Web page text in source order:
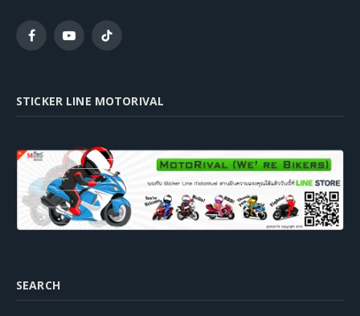
FacebookYouTubeTikTok
STICKER LINE MOTORIVAL
SEARCH